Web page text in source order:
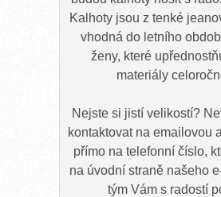
Kalhoty jsou z tenké
vhodná do letního
ženy, které
materiály
Nejste si jistí velikostí?
kontaktovat na emailovou
přímo na telefonní číslo,
na úvodní straně našeho
tým Vám s radostí